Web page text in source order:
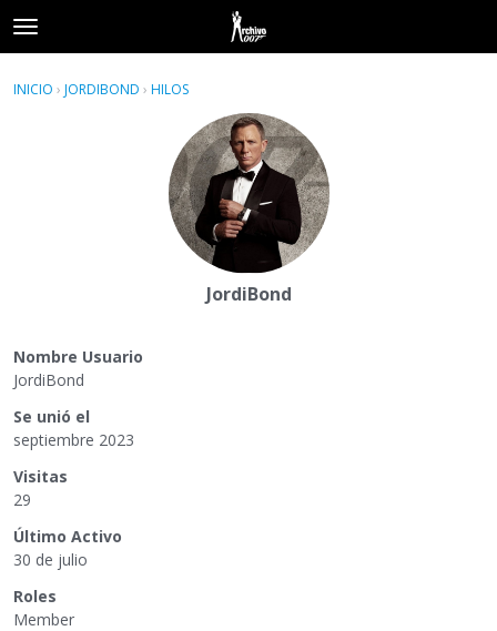
t
o
gAcceder · Registrarse
INICIO › JORDIBOND › HILOS
JordiBond
Nombre Usuario
JordiBond
Se unió el
septiembre 2023
Visitas
29
Último Activo
30 de julio
Roles
Member